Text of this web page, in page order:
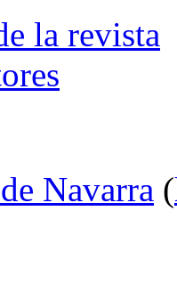
la revista
Navarra (